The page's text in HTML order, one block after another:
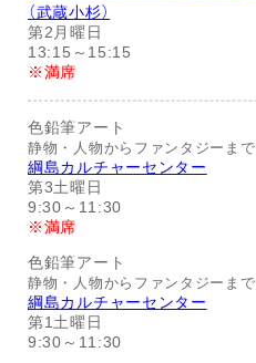
（武蔵小杉）
第2月曜日
13:15～15:15
※満席
色鉛筆アート
静物・人物からファンタジーまで
綱島カルチャーセンター
第3土曜日
9:30～11:30
※満席
色鉛筆アート
静物・人物からファンタジーまで
綱島カルチャーセンター
第1土曜日
9:30～11:30